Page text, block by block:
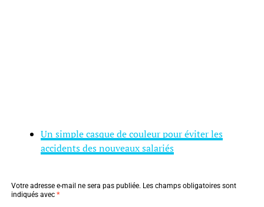
Un simple casque de couleur pour éviter les
accidents des nouveaux salariés
Votre adresse e-mail ne sera pas publiée. Les champs obligatoires sont
indiqués avec *